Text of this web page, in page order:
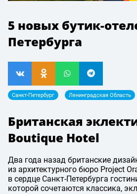
5 новых бутик-
Петербурга
Санкт-Петербург Ленинградская Область
Британская
Boutique Hotel
Два года назад британские
из архитектурного бюро Project
в сердце Санкт-Петербурга
которой сочетаются классика,